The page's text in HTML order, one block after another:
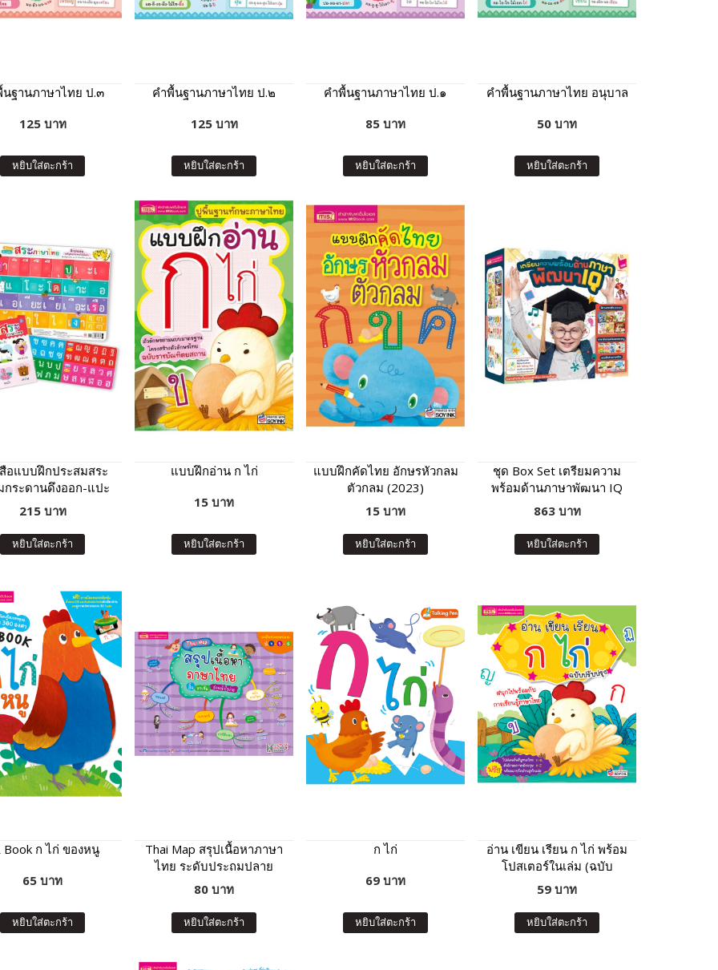
ฐานภาษาไทย ป.๓
125 บาท
หยิบใส่ตะกร้า
คำพื้นฐานภาษาไทย ป.๒
125 บาท
หยิบใส่ตะกร้า
คำพื้นฐานภาษาไทย ป.๑
85 บาท
หยิบใส่ตะกร้า
คำพื้นฐานภาษาไทย อนุบาล
50 บาท
หยิบใส่ตะกร้า
อแบบฝึกประสมสระ
กระดานดึงออก-แปะ
ญชนะกับสระให้เป็น
215 บาท
หยิบใส่ตะกร้า
แบบฝึกอ่าน ก ไก่
15 บาท
หยิบใส่ตะกร้า
แบบฝึกคัดไทย อักษรหัวกลม
ตัวกลม (2023)
15 บาท
หยิบใส่ตะกร้า
ชุด Box Set เตรียมความ
พร้อมด้านภาษาพัฒนา IQ
13 เล่ม
863 บาท
หยิบใส่ตะกร้า
Book ก ไก่ ของหนู
65 บาท
หยิบใส่ตะกร้า
Thai Map สรุปเนื้อหาภาษา
ไทย ระดับประถมปลาย
80 บาท
หยิบใส่ตะกร้า
ก ไก่
69 บาท
หยิบใส่ตะกร้า
อ่าน เขียน เรียน ก ไก่ พร้อม
โปสเตอร์ในเล่ม (ฉบับ
ปรับปรุง)
59 บาท
หยิบใส่ตะกร้า